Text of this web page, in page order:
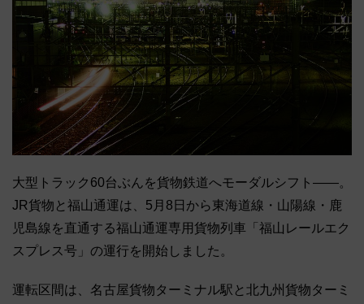
大型トラック60台ぶんを貨物鉄道へモーダルシフト――。
JR貨物と福山通運は、5月8日から東海道線・山陽線・鹿
児島線を直通する福山通運専用貨物列車「福山レールエク
スプレス号」の運行を開始しました。
運転区間は、名古屋貨物ターミナル駅と北九州貨物ターミ